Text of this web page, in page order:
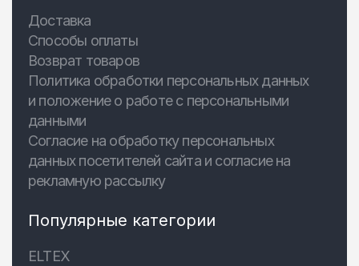
Доставка
Способы оплаты
Возврат товаров
Политика обработки персональных данных
и положение о работе с персональными
данными
Согласие на обработку персональных
данных посетителей сайта и согласие на
рекламную рассылку
Популярные категории
ELTEX